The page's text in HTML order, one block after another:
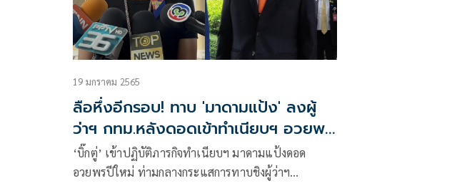
19 มกราคม 2565
ลือหึ่งอีกรอบ! ทาบ 'มาดามแป้ง' ลงผู้
ว่าฯ กทม.หลังดอดเข้าทำเนียบฯ อวยพร
ปีใหม่ 'ลุงตู่'
‘บิ๊กตู่’ เข้าปฏิบัติภารกิจทำเนียบฯ มาดามแป้งดอด
อวยพรปีใหม่ ท่ามกลางกระแสการทาบชิงผู้ว่าฯ